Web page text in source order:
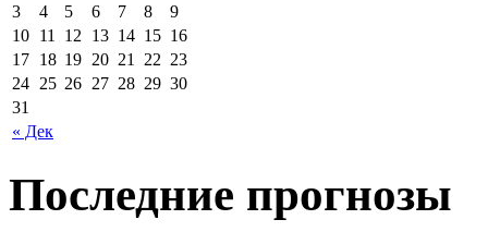
« Дек
3
4 5 6 7 8
9
10 11 12 13 14 15 16
17 18 19 20 21 22 23
24 25 26 27 28 29 30
31
Последние прогнозы